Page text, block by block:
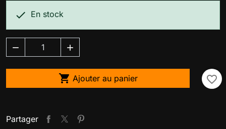
 En stock
 
 Ajouter au panier favorite_border
Partager